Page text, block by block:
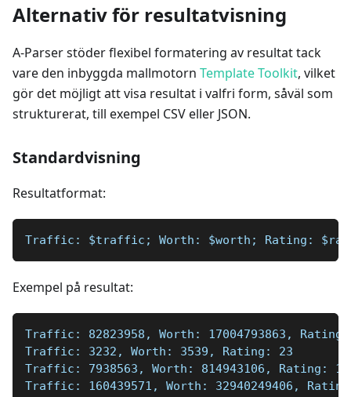
Alternativ för resultatvisning
A-Parser stöder flexibel formatering av resultat tack
vare den inbyggda mallmotorn Template Toolkit, vilket
gör det möjligt att visa resultat i valfri form, såväl som
strukturerat, till exempel CSV eller JSON.
Standardvisning
Resultatformat:
Traffic: $traffic; Worth: $worth; Rating:
Exempel på resultat:
Traffic: 82823958, Worth: 17004793863,
Traffic: 3232, Worth: 3539, Rating: 23
Traffic: 7938563, Worth: 814943106, Rating:
Traffic: 160439571, Worth: 32940249406,